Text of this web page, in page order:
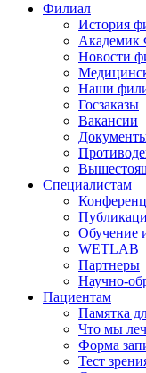
Филиал
История
Академик
Новости
Наши
Госзаказы
Вакансии
Специалистам
Обучение
WETLAB
Партнеры
Научно-
Пациентам
Памятка
Что мы
Форма
Тест